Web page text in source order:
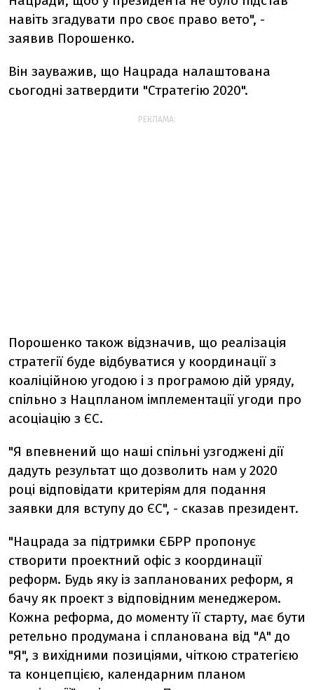
навіть згадувати про своє право вето", -
заявив Порошенко.
Він зауважив, що Нацрада налаштована
сьогодні затвердити "Стратегію 2020".
РЕКЛАМА:
Порошенко також відзначив, що реалізація
стратегії буде відбуватися у координації з
коаліційною угодою і з програмою дій уряду,
спільно з Нацпланом імплементації угоди про
асоціацію з ЄС.
"Я впевнений що наші спільні узгоджені дії
дадуть результат що дозволить нам у 2020
році відповідати критеріям для подання
заявки для вступу до ЄС", - сказав президент.
"Нацрада за підтримки ЄБРР пропонує
створити проектний офіс з координації
реформ. Будь яку із запланованих реформ, я
бачу як проект з відповідним менеджером.
Кожна реформа, до моменту її старту, має бути
ретельно продумана і спланована від "А" до
"Я", з вихідними позиціями, чіткою стратегією
та концепцією, календарним планом